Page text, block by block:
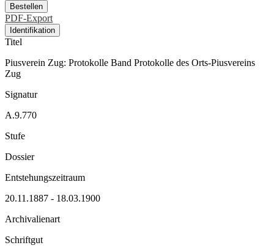
Bestellen
PDF-Export
Identifikation
Titel
Piusverein Zug: Protokolle Band Protokolle des Orts-Piusvereins
Zug
Signatur
A.9.770
Stufe
Dossier
Entstehungszeitraum
20.11.1887 - 18.03.1900
Archivalienart
Schriftgut